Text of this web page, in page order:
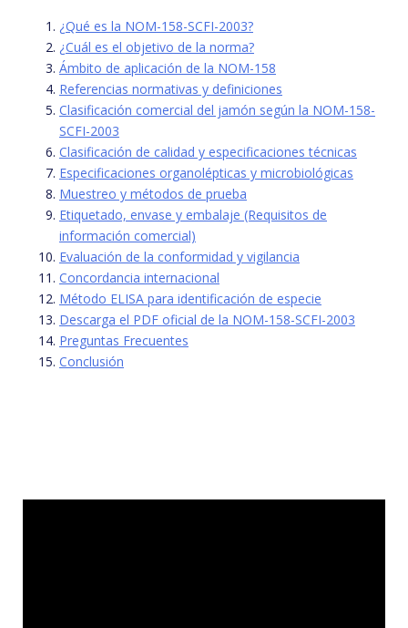
¿Qué es la NOM-158-SCFI-2003?
¿Cuál es el objetivo de la norma?
Ámbito de aplicación de la NOM-158
Referencias normativas y definiciones
Clasificación comercial del jamón según la NOM-158-
SCFI-2003
Clasificación de calidad y especificaciones técnicas
Especificaciones organolépticas y microbiológicas
Muestreo y métodos de prueba
Etiquetado, envase y embalaje (Requisitos de
información comercial)
Evaluación de la conformidad y vigilancia
Concordancia internacional
Método ELISA para identificación de especie
Descarga el PDF oficial de la NOM-158-SCFI-2003
Preguntas Frecuentes
Conclusión